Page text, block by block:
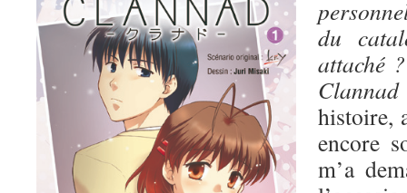
du
attaché ?
histoire,
encore
m’a